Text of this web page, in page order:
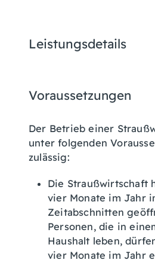
Leistungsdetails
Voraussetzungen
Der Betrieb einer
unter folgenden
zulässig:
Die Straußwirtschaft
vier Monate im Jahr
Zeitabschnitten
Personen, die in
Haushalt leben,
vier Monate im Jahr